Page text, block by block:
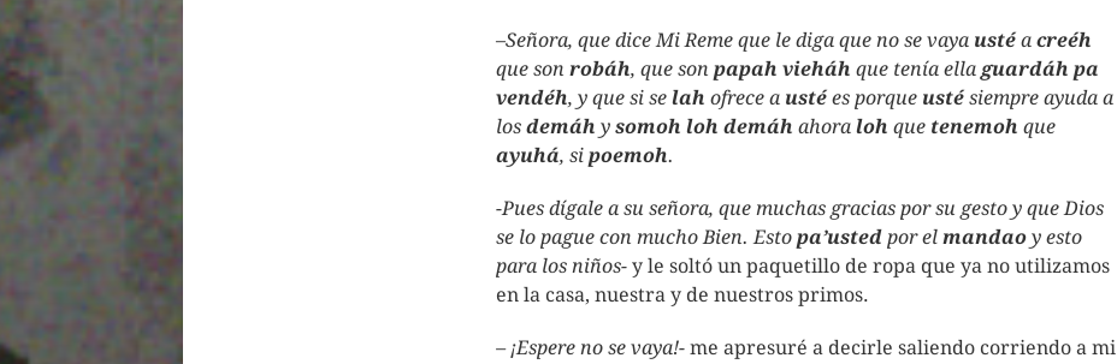
–Señora, que dice Mi Reme que le diga que no se vaya usté a creéh
que son robáh, que son papah vieháh que tenía ella guardáh pa
vendéh, y que si se lah ofrece a usté es porque usté siempre ayuda a
los demáh y somoh loh demáh ahora loh que tenemoh que
ayuhá, si poemoh.
-Pues dígale a su señora, que muchas gracias por su gesto y que Dios
se lo pague con mucho Bien. Esto pa’usted por el mandao y esto
para los niños- y le soltó un paquetillo de ropa que ya no utilizamos
en la casa, nuestra y de nuestros primos.
– ¡Espere no se vaya!- me apresuré a decirle saliendo corriendo a mi